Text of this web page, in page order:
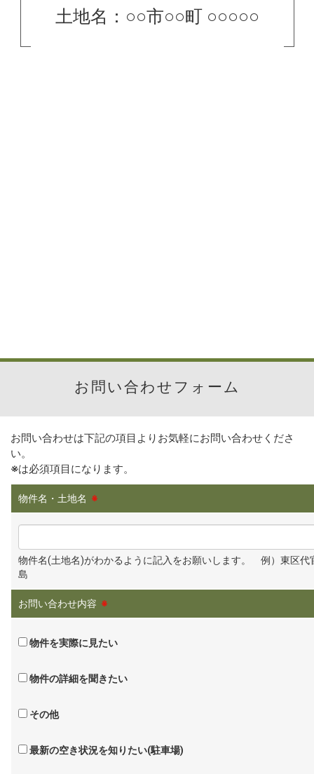
土地名：○○市○○町 ○○○○○
お問い合わせフォーム
お問い合わせは下記の項目よりお気軽にお問い合わせくださ
い。
※は必須項目になります。
物件名・土地名 ※
物件名(土地名)がわかるように記入をお願いします。 例）東区代
島
お問い合わせ内容 ※
物件を実際に見たい
物件の詳細を聞きたい
その他
最新の空き状況を知りたい(駐車場)